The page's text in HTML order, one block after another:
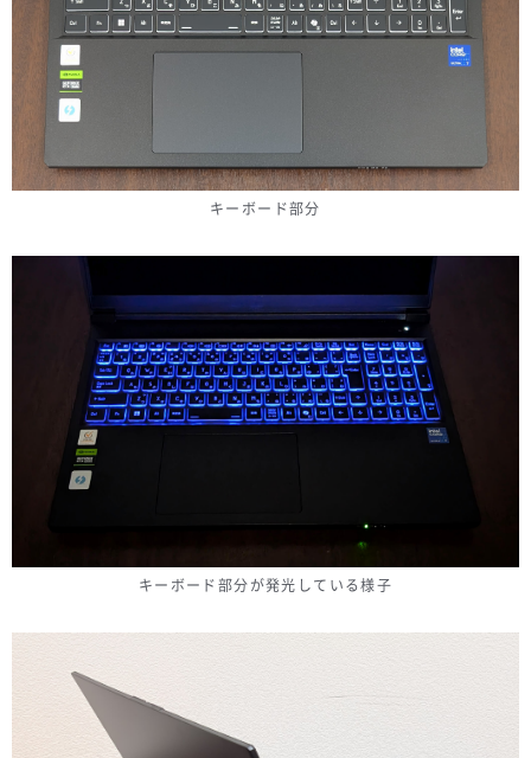
キーボード部分
キーボード部分が発光している様子